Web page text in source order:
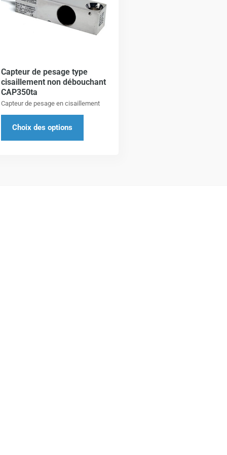
Capteur de pesage type
cisaillement non débouchant
CAP350ta
Capteur de pesage en cisaillement
Choix des options
a
plusieurs
variations.
peuvent
être
choisies
sur
page